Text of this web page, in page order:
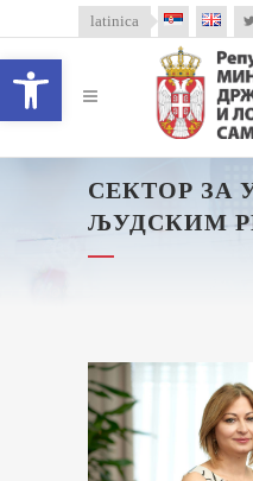
Open toolbar
latinica
СЕКТОР ЗА
ЉУДСКИМ